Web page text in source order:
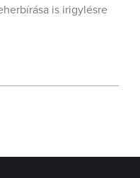
is irigylésre